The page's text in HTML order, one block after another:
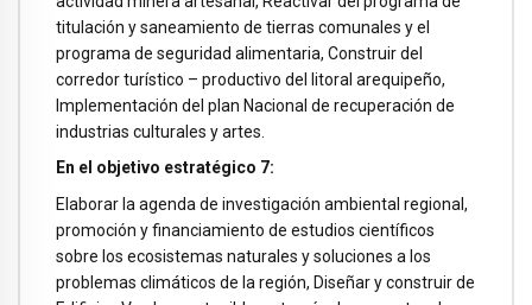
titulación y saneamiento de tierras comunales y el
programa de seguridad alimentaria, Construir del
corredor turístico – productivo del litoral arequipeño,
Implementación del plan Nacional de recuperación de
industrias culturales y artes.
En el objetivo estratégico 7:
Elaborar la agenda de investigación ambiental regional,
promoción y financiamiento de estudios científicos
sobre los ecosistemas naturales y soluciones a los
problemas climáticos de la región, Diseñar y construir de